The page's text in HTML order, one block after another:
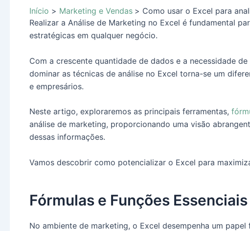
Início Marketing e Vendas
Como usar o Excel para
Realizar a Análise de Marketing no Excel é fundamental
estratégicas em qualquer negócio.
Com a crescente quantidade de dados e a necessidade
dominar as técnicas de análise no Excel torna-se um
e empresários.
Neste artigo, exploraremos as principais ferramentas,
análise de marketing, proporcionando uma visão
dessas informações.
Vamos descobrir como potencializar o Excel para
Fórmulas e Funções
No ambiente de marketing, o Excel desempenha um